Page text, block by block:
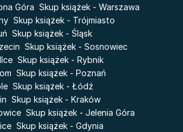
Cień od wschodu
Przebudzenie powietrza
Pieśń Lwicy
Akademia wampirów
Karneval
Baśń o złamanym sercu
Prosta zabawa
Góra Skup książek - Warszawa
Skup książek - Trójmiasto
Skup książek - Śląsk
Skup książek - Sosnowiec
Skup książek - Rybnik
Skup książek - Poznań
Skup książek - Łódź
Skup książek - Kraków
Skup książek - Jelenia Góra
Skup książek - Gdynia